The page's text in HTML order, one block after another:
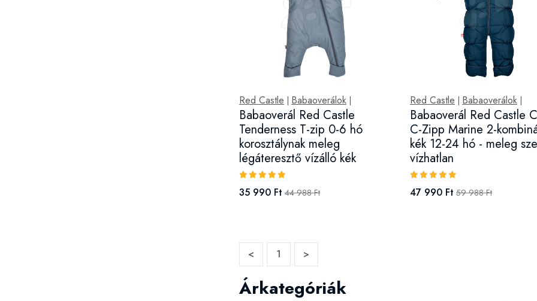
Red Castle Babaoverálok
Babaoverál Red Castle
Tenderness T-zip 0-6 hó
korosztálynak meleg
légáteresztő vízálló kék
35 990 Ft 44 988 Ft
Red Castle Babaoverálok|
Babaoverál Red Castle
C-Zipp Marine 2-
kék 12-24 hó - meleg
vízhatlan
47 990 Ft 59 988 Ft
< 1 >
Árkategóriák